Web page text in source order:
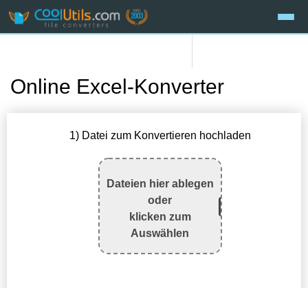
Online Excel-Konverter
1) Datei zum Konvertieren hochladen
Dateien hier ablegen
oder
klicken zum
Auswählen